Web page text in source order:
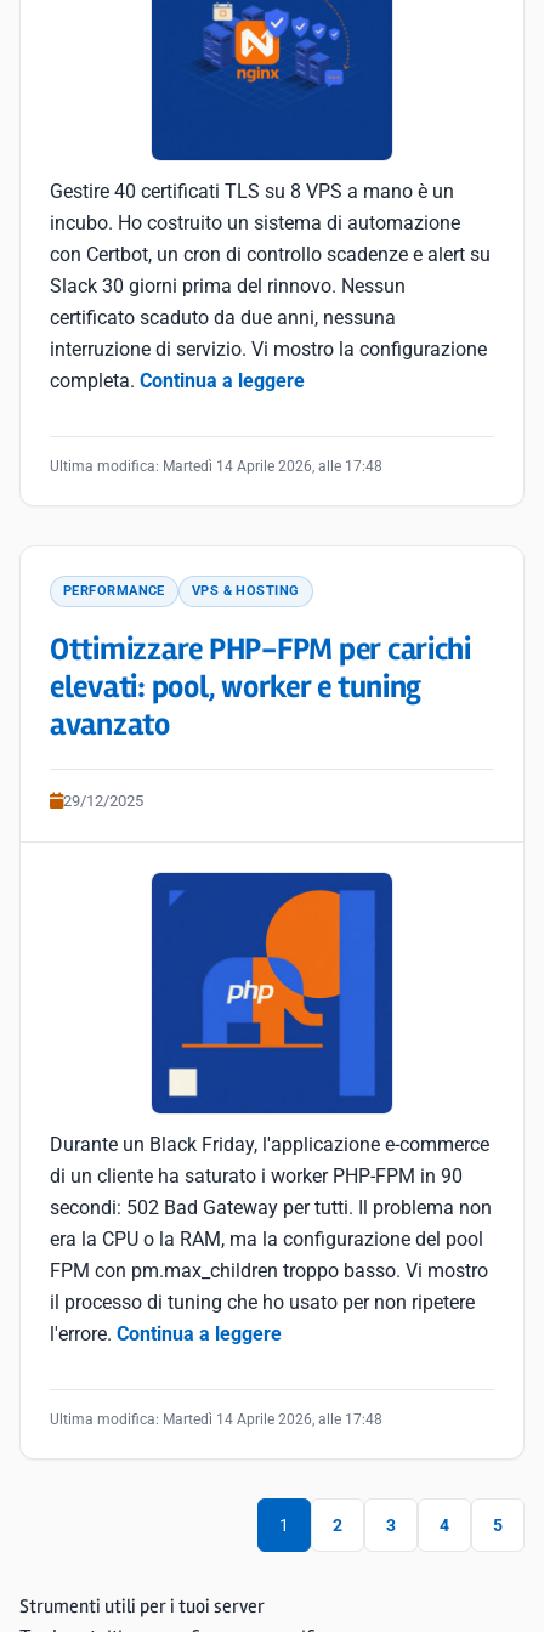
Gestire 40 certificati TLS su 8 VPS a mano è un
incubo. Ho costruito un sistema di automazione
con Certbot, un cron di controllo scadenze e alert su
Slack 30 giorni prima del rinnovo. Nessun
certificato scaduto da due anni, nessuna
interruzione di servizio. Vi mostro la configurazione
completa. Continua a leggere
Ultima modifica: Martedì 14 Aprile 2026, alle 17:48
PERFORMANCE VPS & HOSTING
Ottimizzare PHP-FPM per carichi
elevati: pool, worker e tuning
avanzato
29/12/2025
Durante un Black Friday, l'applicazione e-commerce
di un cliente ha saturato i worker PHP-FPM in 90
secondi: 502 Bad Gateway per tutti. Il problema non
era la CPU o la RAM, ma la configurazione del pool
FPM con pm.max_children troppo basso. Vi mostro
il processo di tuning che ho usato per non ripetere
l'errore. Continua a leggere
Ultima modifica: Martedì 14 Aprile 2026, alle 17:48
1 2 3 4 5
Strumenti utili per i tuoi server